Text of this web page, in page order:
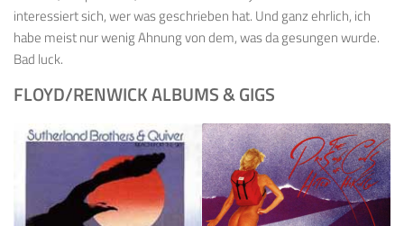
interessiert sich, wer was geschrieben hat. Und ganz ehrlich, ich
habe meist nur wenig Ahnung von dem, was da gesungen wurde.
Bad luck.
FLOYD/RENWICK ALBUMS & GIGS